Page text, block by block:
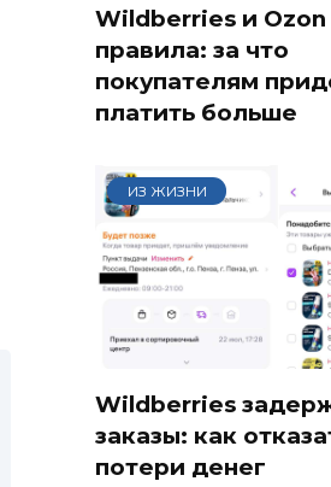
Wildberries и
правила: за что
покупателям
платить больше
ИЗ ЖИЗНИ
Wildberries
заказы: как
потери денег